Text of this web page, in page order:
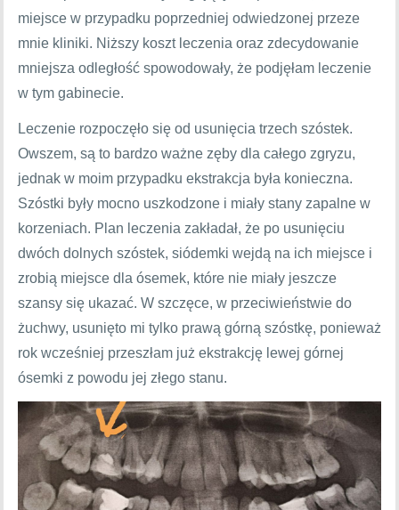
miejsce w przypadku poprzedniej odwiedzonej przeze
mnie kliniki. Niższy koszt leczenia oraz zdecydowanie
mniejsza odległość spowodowały, że podjęłam leczenie
w tym gabinecie.
Leczenie rozpoczęło się od usunięcia trzech szóstek.
Owszem, są to bardzo ważne zęby dla całego zgryzu,
jednak w moim przypadku ekstrakcja była konieczna.
Szóstki były mocno uszkodzone i miały stany zapalne w
korzeniach. Plan leczenia zakładał, że po usunięciu
dwóch dolnych szóstek, siódemki wejdą na ich miejsce i
zrobią miejsce dla ósemek, które nie miały jeszcze
szansy się ukazać. W szczęce, w przeciwieństwie do
żuchwy, usunięto mi tylko prawą górną szóstkę, ponieważ
rok wcześniej przeszłam już ekstrakcję lewej górnej
ósemki z powodu jej złego stanu.